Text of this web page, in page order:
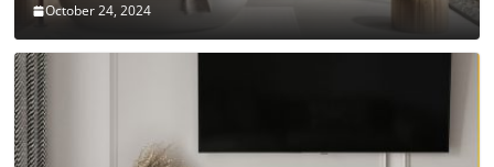
October 24, 2024